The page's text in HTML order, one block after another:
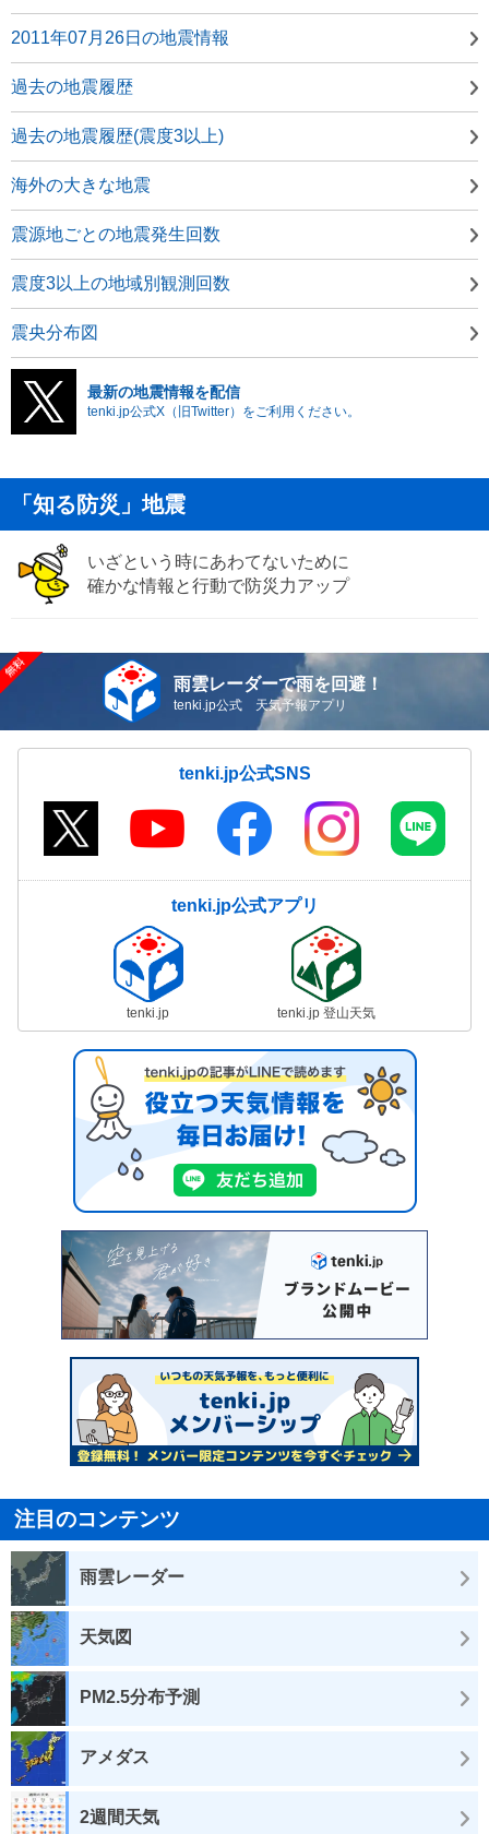
2011年07月26日の地震情報
過去の地震履歴
過去の地震履歴(震度3以上)
海外の大きな地震
震源地ごとの地震発生回数
震度3以上の地域別観測回数
震央分布図
最新の地震情報を配信
tenki.jp公式X（旧Twitter）をご利用ください。
「知る防災」地震
いざという時にあわてないために
確かな情報と行動で防災力アップ
雨雲レーダーで雨を回避！
tenki.jp公式 天気予報アプリ
tenki.jp公式SNS
tenki.jp公式アプリ
tenki.jp tenki.jp 登山天気
注目のコンテンツ
雨雲レーダー
天気図
PM2.5分布予測
アメダス
2週間天気